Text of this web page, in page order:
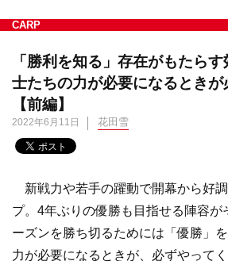
CARP
「勝利を知る」存在がもたら
士たちの力が必要になるときが
【前編】
2022年6月11日 花田雪
新戦力や若手の躍動で開幕から好
プ。4年ぶりの優勝も目指せる陣容が
ーズンを勝ち切るためには「優勝」
力が必要になるときが、必ずやって